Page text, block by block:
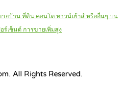
ยบ้าน ที่ดิน คอนโด ทาวน์เฮ้าส์ หรืออื่นๆ บน
ร์เซ็นต์ การขายเพิ่มสูง
All Rights Reserved.